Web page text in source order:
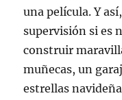
una película. Y
supervisión si es
construir
muñecas, un
estrellas